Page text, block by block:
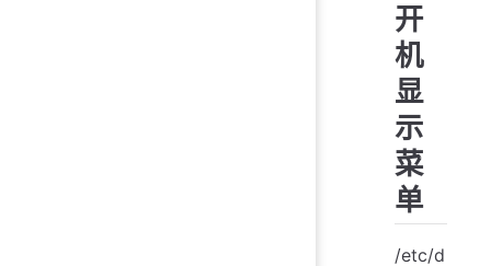
开
机
显
示
菜
单
/etc/d